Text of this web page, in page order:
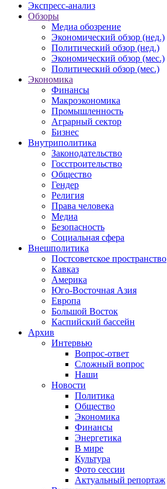
Экспресс-анализ
Обзоры
Медиа обозрение
Экономический обзор (нед.)
Политический обзор (нед.)
Экономический обзор (мес.)
Политический обзор (мес.)
Экономика
Финансы
Макроэкономика
Промышленность
Аграрный сектор
Бизнес
Внутриполитика
Законодательство
Госстроительство
Общество
Гендер
Религия
Права человека
Медиа
Безопасность
Социальная сфера
Внешполитика
Постсоветское пространство
Кавказ
Америка
Юго-Восточная Азия
Европа
Большой Восток
Каспийский бассейн
Архив
Интервью
Вопрос-ответ
Сложный вопрос
Наши
Новости
Политика
Общество
Экономика
Финансы
Энергетика
В мире
Культура
Фото сессии
Актуальный репортаж